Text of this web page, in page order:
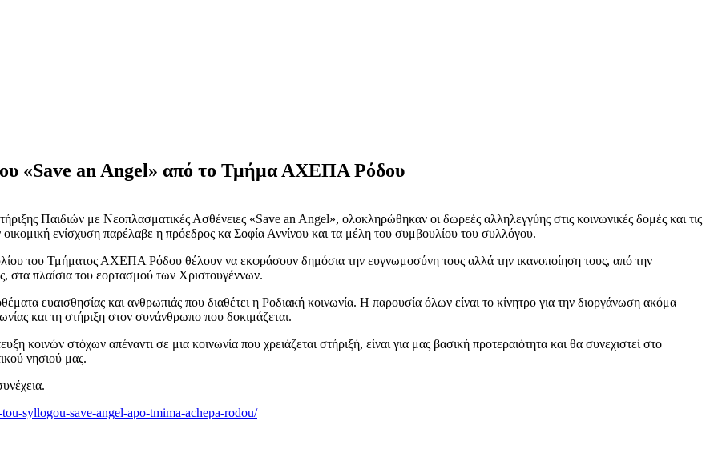
«Save an Angel» από το Τμήμα ΑΧΕΠΑ Ρόδου
Παιδιών με Νεοπλασματικές Ασθένειες «Save an Angel», ολοκληρώθηκαν οι δωρεές αλληλεγγύης στις κοινωνικές δομές και τις
ενίσχυση παρέλαβε η πρόεδρος κα Σοφία Αννίνου και τα μέλη του συμβουλίου του συλλόγου.
του Τμήματος ΑΧΕΠΑ Ρόδου θέλουν να εκφράσουν δημόσια την ευγνωμοσύνη τους αλλά την ικανοποίηση τους, από την
στα πλαίσια του εορτασμού των Χριστουγέννων.
ευαισθησίας και ανθρωπιάς που διαθέτει η Ροδιακή κοινωνία. Η παρουσία όλων είναι το κίνητρο για την διοργάνωση ακόμα
και τη στήριξη στον συνάνθρωπο που δοκιμάζεται.
στόχων απέναντι σε μια κοινωνία που χρειάζεται στήριξή, είναι για μας βασική προτεραιότητα και θα συνεχιστεί στο
νησιού μας.
syllogou-save-angel-apo-tmima-achepa-rodou/